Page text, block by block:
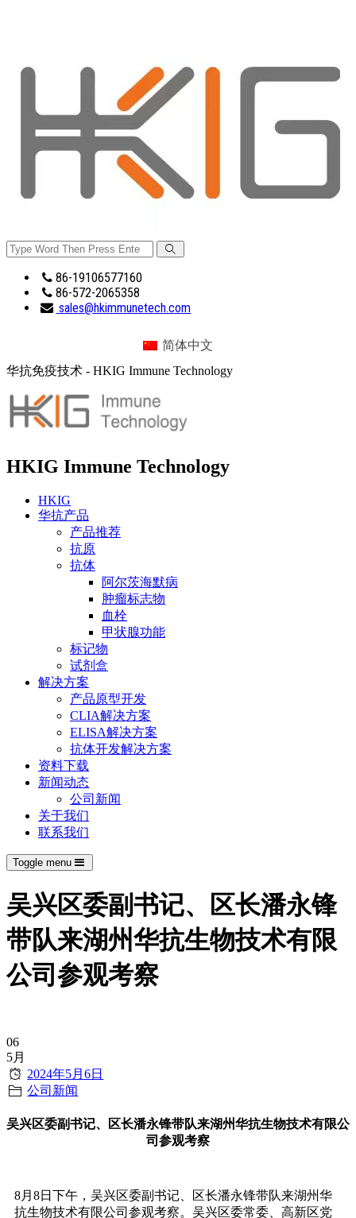
86-19106577160
86-572-2065358
sales@hkimmunetech.com
简体中文
华抗免疫技术 - HKIG Immune Technology
HKIG Immune Technology
HKIG
华抗产品
产品推荐
抗原
抗体
阿尔茨海默病
肿瘤标志物
血栓
甲状腺功能
标记物
试剂盒
解决方案
产品原型开发
CLIA解决方案
ELISA解决方案
抗体开发解决方案
资料下载
新闻动态
公司新闻
关于我们
联系我们
Toggle menu
吴兴区委副书记、区长潘永锋
带队来湖州华抗生物技术有限
公司参观考察
06
5月
2024年5月6日
公司新闻
吴兴区委副书记、区长潘永锋带队来湖州华抗生物技术有限公
司参观考察
8月8日下午，吴兴区委副书记、区长潘永锋带队来湖州华
抗生物技术有限公司参观考察。吴兴区委常委、高新区党